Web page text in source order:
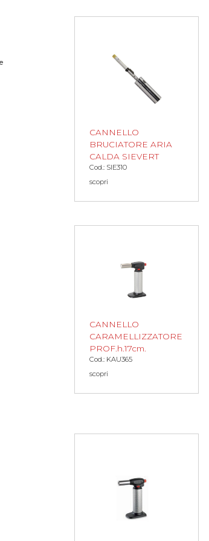
CANNELLO
BRUCIATORE ARIA
CALDA SIEVERT
Cod.: SIE310
scopri
CANNELLO
CARAMELLIZZATORE
PROF.h.17cm.
Cod.: KAU365
scopri